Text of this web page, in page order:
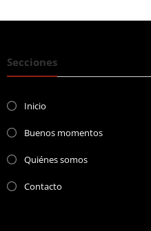
Secciones
Inicio
Buenos momentos
Quiénes somos
Contacto